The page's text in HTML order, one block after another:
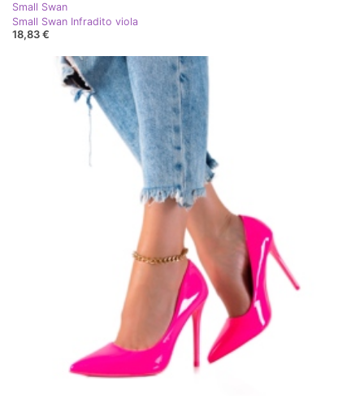
Small Swan
Small Swan Infradito viola
18,83 €